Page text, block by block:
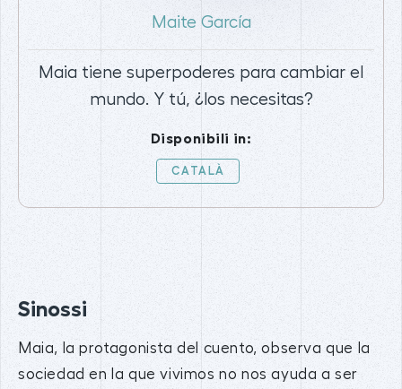
Maite García
Maia tiene superpoderes para cambiar el
mundo. Y tú, ¿los necesitas?
Disponibili in:
CATALÀ
Sinossi
Maia, la protagonista del cuento, observa que la
sociedad en la que vivimos no nos ayuda a ser